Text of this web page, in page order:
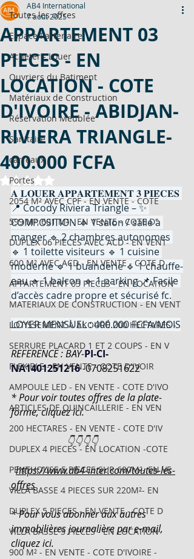
Toutes les offres
Espace Partenaire
Acheter - Louer
Ouvriers du Batiment
Matériaux de Construction
Réservation Meublée
Sanitaire
carreaux
Portes
2054 M² AVEC CPF - EN VENTE - COTE
599 M², 601 M² - EN VENTE - COTE D'
DUPLEX 06 PIECES AVEC ACD - EN VENT
600 M² AVEC ACD - EN VENTE - COTE D
APPARTEMENT 03 PIECES - EN LOCATION
MATERIAUX DE CONSTRUCTION - EN VENT
LOTISSEMENT À AKOURÉ 200 HECTARES -
SERRURE PLACARD 1 ET 2 COUPS - EN V
FLEXIBLE - EN VENTE - COTE D'IVOIR
AMPOULE LED - EN VENTE - COTE D'IVO
ARTICLES DE QUINCAILLERIE - EN VEN
200 HECTARES - EN VENTE - COTE D'IV
DUPLEX 4 PIECES - EN LOCATION -COTE
PENTHOUSE 5 PIECES SUR 600M²- EN VE
VILLA BASSE 4 PIECES SUR 220M²- EN
DUPLEX 5 PIECES - EN VENTE - COTE D
VILLA BASSE 5 PIECES - EN LOCATION
900 M² - EN VENTE - COTE D'IVOIRE -
APPARTEMENT 03
PIECES - EN
LOCATION - COTE
D'IVOIRE - ABIDJAN-
RIVIERA TRIANGLE-
400.000 FCFA
AB4 International
7 août 2025
Noté NaN étoiles sur 5.
𝐀 𝐋𝐎𝐔𝐄𝐑 𝐀𝐏𝐏𝐀𝐑𝐓𝐄𝐌𝐄𝐍𝐓 𝟑 𝐏𝐈𝐄̀𝐂𝐄𝐒
📍 Cocody Riviera Triangle – ✨
COMPOSITION 🔹 1 salon / salle à
manger 🔹 2 chambres autonomes
🔹 1 toilette visiteurs 🔹 1 cuisine
moderne 🔹 1 buanderie 🔹 1 chauffe-
eau 🔹 1 balcon 🔹 1 parking 📌 Facile
d’accès cadre propre et sécurisé fc.
LOYER MENSUEL : 400.000 FCFA/MOIS
REFERENCE : BAY-PI-CI-
NA1401251216-0708251622
* Pour voir toutes offres de la plate-
forme, cliquez ici.
👇👇👇👇
https://www.ab4-inter.com/toutes-les-
offres
* Pour vous abonner aux autres
immobilières journalière par e-mail,
cliquez ici.